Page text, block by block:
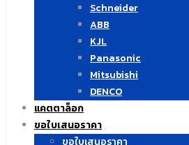
Schneider
ABB
KJL
Panasonic
Mitsubishi
DENCO
แคตตาล็อก
ขอใบเสนอราคา
ขอใบเสนอราคา